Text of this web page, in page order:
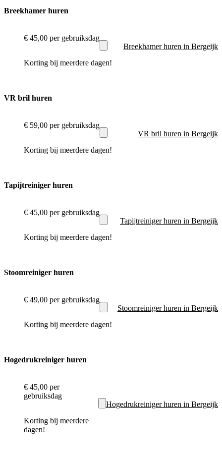
Breekhamer huren
€ 45,00 per gebruiksdag
Korting bij meerdere dagen!
Breekhamer huren in Bergeijk
VR bril huren
€ 59,00 per gebruiksdag
Korting bij meerdere dagen!
VR bril huren in Bergeijk
Tapijtreiniger huren
€ 45,00 per gebruiksdag
Korting bij meerdere dagen!
Tapijtreiniger huren in Bergeijk
Stoomreiniger huren
€ 49,00 per gebruiksdag
Korting bij meerdere dagen!
Stoomreiniger huren in Bergeijk
Hogedrukreiniger huren
€ 45,00 per
gebruiksdag
Korting bij meerdere
dagen!
Hogedrukreiniger huren in Bergeijk